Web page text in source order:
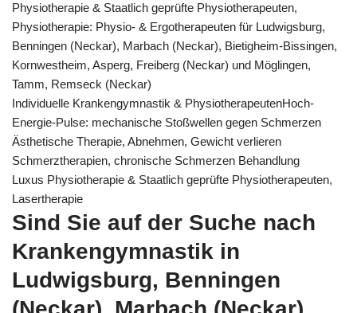
Physiotherapie & Staatlich geprüfte Physiotherapeuten,
Physiotherapie: Physio- & Ergotherapeuten für Ludwigsburg,
Benningen (Neckar), Marbach (Neckar), Bietigheim-Bissingen,
Kornwestheim, Asperg, Freiberg (Neckar) und Möglingen,
Tamm, Remseck (Neckar)
Individuelle Krankengymnastik & PhysiotherapeutenHoch-
Energie-Pulse: mechanische Stoßwellen gegen Schmerzen
Ästhetische Therapie, Abnehmen, Gewicht verlieren
Schmerztherapien, chronische Schmerzen Behandlung
Luxus Physiotherapie & Staatlich geprüfte Physiotherapeuten,
Lasertherapie
Sind Sie auf der Suche nach
Krankengymnastik in
Ludwigsburg, Benningen